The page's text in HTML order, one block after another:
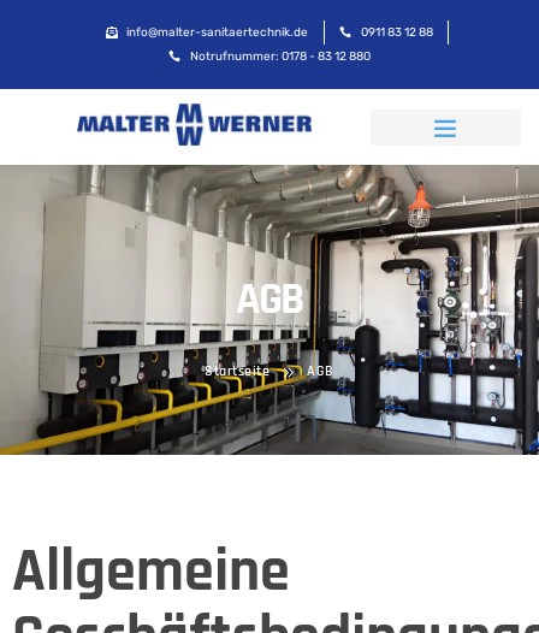
info@malter-sanitaertechnik.de
0911 83 12 88
Notrufnummer: 0178 - 83 12 880
AGB
Startseite AGB
Allgemeine